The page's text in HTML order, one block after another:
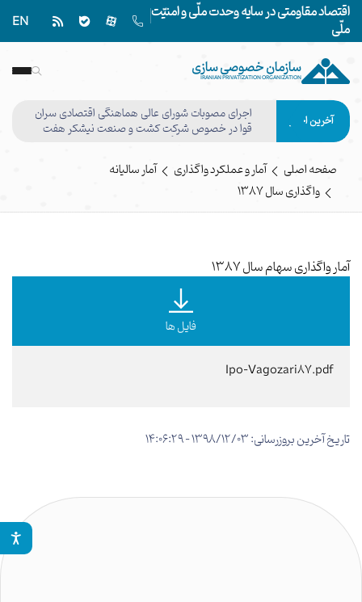
اقتصاد مقاومتی در سایه وحدت ملّی و امنیّت
ملّی
EN
سازمان خصوصی سازی
IRANIAN PRIVATIZATION ORGANIZATION
آخرین اخبار
اجرای مصوبات شورای عالی هماهنگی اقتصادی سران
قوا در خصوص شرکت کشت و صنعت نیشکر هفت
صفحه اصلی آمار و عملکرد واگذاری
آمار سالیانه
واگذاری سال ١٣٨٧
آمار واگذاری سهام سال 1387
فایل ها
Ipo-Vagozari87.pdf
تاریخ آخرین بروزرسانی: 1398/12/03 - 14:06:29